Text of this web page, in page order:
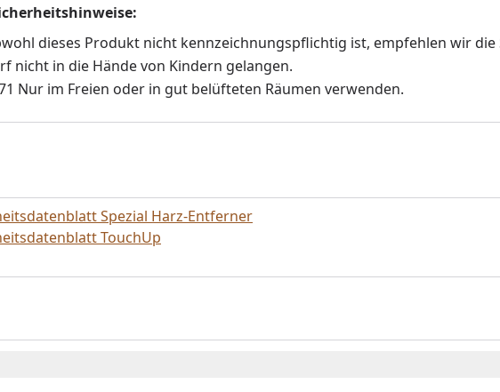
dieses Produkt nicht kennzeichnungspflichtig ist, empfehlen wir
nicht in die Hände von Kindern gelangen.
Nur im Freien oder in gut belüfteten Räumen verwenden.
Spezial Harz-Entferner
TouchUp